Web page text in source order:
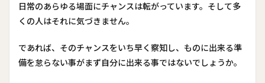
日常のあらゆる場面にチャンスは転がっています。そして多
くの人はそれに気づきません。
であれば、そのチャンスをいち早く察知し、ものに出来る準
備を怠らない事がまず自分に出来る事ではないでしょうか。